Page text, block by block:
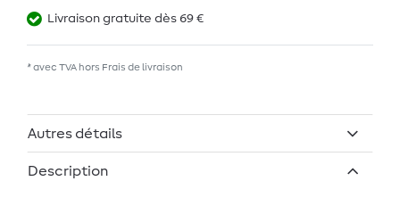
Livraison gratuite dès 69 €
* avec TVA hors Frais de livraison
Autres détails
Description